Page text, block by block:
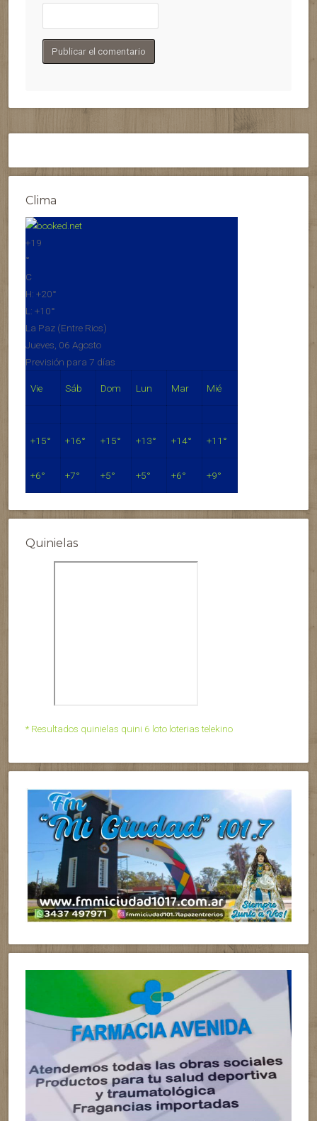
Clima
+19
°
C
H: +20°
L: +10°
La Paz (Entre Rios)
Jueves, 06 Agosto
Previsión para 7 días
Vie Sáb Dom Lun Mar Mié
+15° +16° +15° +13° +14° +11°
+6° +7° +5° +5° +6° +9°
Quinielas
* Resultados quinielas quini 6 loto loterias telekino